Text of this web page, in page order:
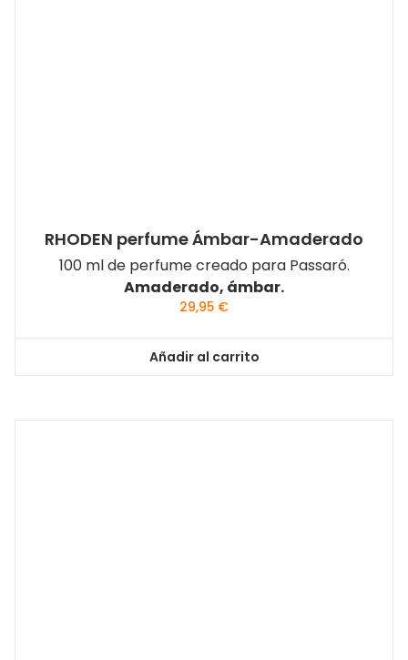
RHODEN perfume Ámbar-Amaderado
100 ml de perfume creado para Passaró.
Amaderado, ámbar.
29,95 €
Añadir al carrito